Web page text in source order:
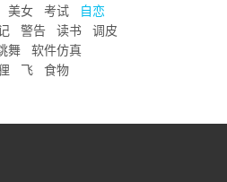
美女 考试
自恋
警告 读书
调皮
舞
软件仿真
飞 食物